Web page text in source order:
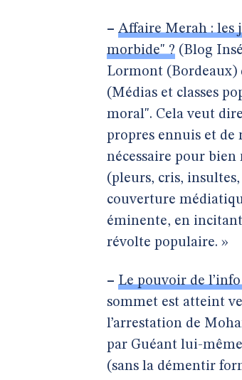
– Affaire Merah : les
morbide" ? (Blog
Lormont (Bordeaux)
(Médias et classes
moral". Cela veut
propres ennuis et de
nécessaire pour
(pleurs, cris,
couverture
éminente, en
révolte populaire. »
– Le pouvoir de
sommet est atteint
l’arrestation de
par Guéant lui-
(sans la démentir